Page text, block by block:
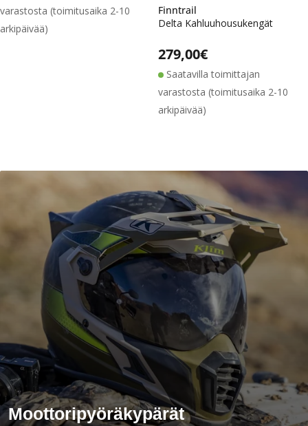
varastosta (toimitusaika 2-10
arkipäivää)
Finntrail
Delta Kahluuhousukengät
Normaalihinta
279,00€
Saatavilla toimittajan
varastosta (toimitusaika 2-10
arkipäivää)
Moottoripyöräkypärät